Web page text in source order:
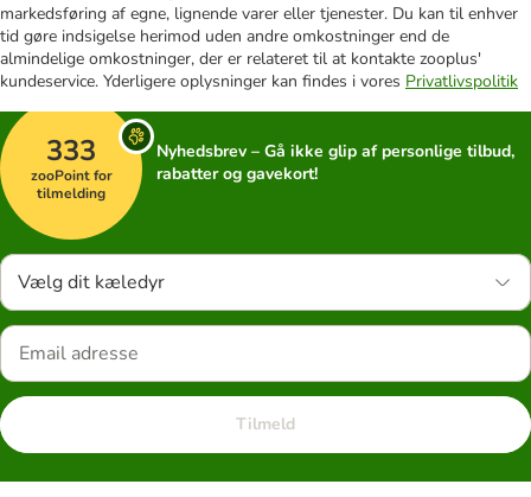
markedsføring af egne, lignende varer eller tjenester. Du kan til enhver
tid gøre indsigelse herimod uden andre omkostninger end de
almindelige omkostninger, der er relateret til at kontakte zooplus'
kundeservice. Yderligere oplysninger kan findes i vores Privatlivspolitik
333
zooPoint for
tilmelding
Nyhedsbrev – Gå ikke glip af personlige tilbud,
rabatter og gavekort!
Vælg dit kæledyr
Tilmeld